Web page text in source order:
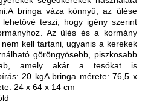
bringa váza könnyű, az ülése
teszi, hogy igény szerint
Az ülés és a kormány
kell tartani, ugyanis a kerekek
göröngyösebb, piszkosabb
amely akár a tesókat is
20 kgA bringa mérete: 76,5 x
24 x 64 x 14 cm